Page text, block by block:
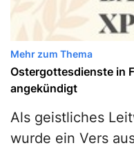
Mehr zum Thema
Ostergottesdienste in
angekündigt
Als geistliches
wurde ein Vers